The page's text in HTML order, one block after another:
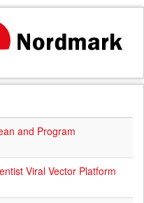
and Program
Viral Vector Platform